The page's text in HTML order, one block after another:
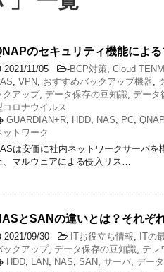
のセキュリティ機能によ
2021/11/05 -BCP対策, Cloud
, VPN, おすすめバックアップ機器,
クアップ, データ保存の豆知識, データ
コロナウイルス
GUARDIAN+R, HDD, NAS, PC, QNAP
ットワーク
は安価に社内ネットワークサーバ
、マルウェアによる侵入リス…
とSANの違いとは？それぞ
2021/09/30 - ITお役立ち情報, ITの
ックアップ, データ保存の豆知識, テレ
HDD, LAN, NAS, SAN, サーバ, データ